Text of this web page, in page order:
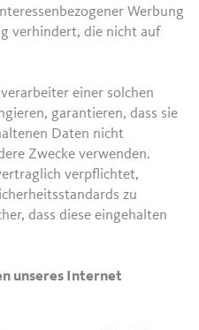
Werbung
verhindert, die nicht auf
einer solchen
garantieren, dass sie
Daten nicht
Zwecke verwenden.
verpflichtet,
zu
dass diese eingehalten
unseres Internet